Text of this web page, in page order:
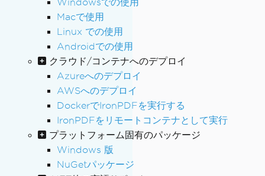
Windowsでの使用
Macで使用
Linux での使用
Androidでの使用
クラウド/コンテナへのデプロイ
Azureへのデプロイ
AWSへのデプロイ
DockerでIronPDFを実行する
IronPDFをリモートコンテナとして実行
プラットフォーム固有のパッケージ
Windows 版
NuGetパッケージ